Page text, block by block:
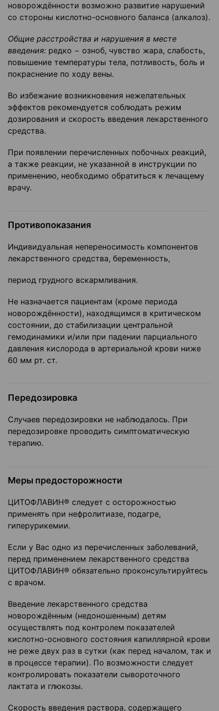
новорождённости возможно развитие нарушений
со стороны кислотно-основного баланса (алкалоз).
Общие расстройства и нарушения в месте
введения: редко − озноб, чувство жара, слабость,
повышение температуры тела, потливость, боль и
покраснение по ходу вены.
Во избежание возникновения нежелательных
эффектов рекомендуется соблюдать режим
дозирования и скорость введения лекарственного
средства.
При появлении перечисленных побочных реакций,
а также реакции, не указанной в инструкции по
применению, необходимо обратиться к лечащему
врачу.
Противопоказания
Индивидуальная непереносимость компонентов
лекарственного средства, беременность,
период грудного вскармливания.
Не назначается пациентам (кроме периода
новорождённости), находящимся в критическом
состоянии, до стабилизации центральной
гемодинамики и/или при падении парциального
давления кислорода в артериальной крови ниже
60 мм рт. ст.
Передозировка
Случаев передозировки не наблюдалось. При
передозировке проводить симптоматическую
терапию.
Меры предосторожности
ЦИТОФЛАВИН® следует с осторожностью
применять при нефролитиазе, подагре,
гиперурикемии.
Если у Вас одно из перечисленных заболеваний,
перед применением лекарственного средства
ЦИТОФЛАВИН® обязательно проконсультируйтесь
с врачом.
Введение лекарственного средства
новорождённым (недоношенным) детям
осуществлять под контролем показателей
кислотно-основного состояния капиллярной крови
не реже двух раз в сутки (как перед началом, так и
в процессе терапии). По возможности следует
контролировать показатели сывороточного
лактата и глюкозы.
Скорость введения раствора, содержащего